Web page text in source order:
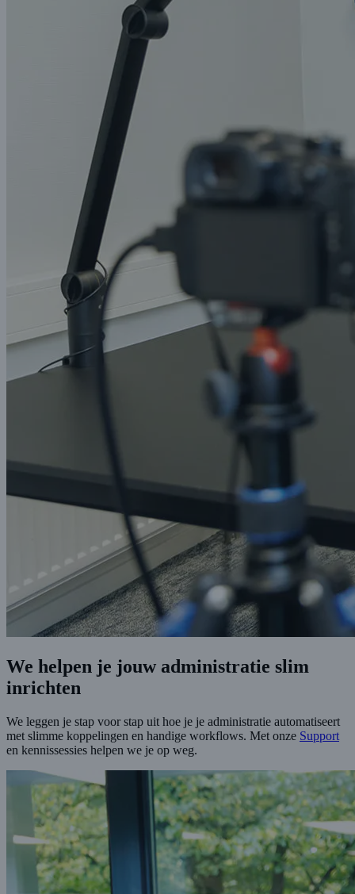
We helpen je jouw administratie slim
inrichten
We leggen je stap voor stap uit hoe je je administratie automatiseert
met slimme koppelingen en handige workflows. Met onze Support
en kennissessies helpen we je op weg.